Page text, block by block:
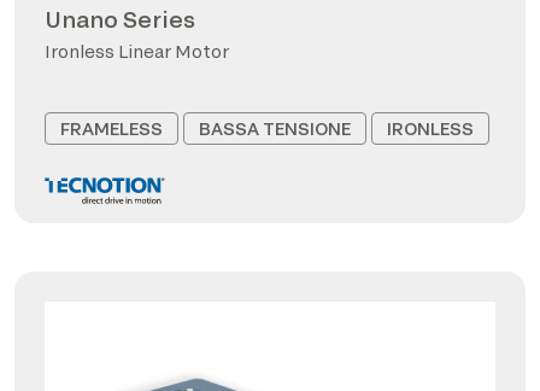
Unano Series
Ironless Linear Motor
FRAMELESS BASSA TENSIONE IRONLESS